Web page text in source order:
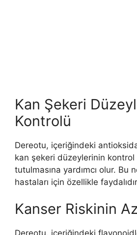
Kan Şekeri
Kontrolü
Dereotu, içeriğindeki
kan şekeri düzeylerinin kontrol
tutulmasına yardımcı olur. Bu
hastaları için özellikle
Kanser Riskinin
Dereotu, içeriğindeki